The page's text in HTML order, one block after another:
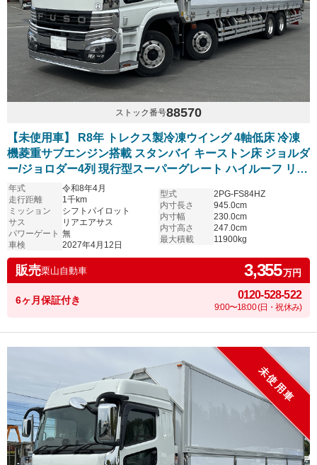
ストック番号88570
【未使用車】 R8年 トレクス製冷凍ウイング 4軸低床 冷凍
機菱重サブエンジン搭載 スタンバイ キーストン床 ジョルダ
ー/ジョロダー4列 現行型スーパーグレート ハイルーフ リア
エアサス アルミホイール シフトパイロット 6R20エンジン
車検付き プレミアムライン 内装レッド
年式
令和8年4月
走行距離
1千km
ミッション
シフトパイロット
サス
リアエアサス
パワーゲート 無
車検
2027年4月12日
型式
2PG-FS84HZ
内寸長さ
945.0cm
内寸幅
230.0cm
内寸高さ
247.0cm
最大積載
11900kg
販売栗山自動車 3,355万円
6ヶ月保証付き 0120-528-522
9:00〜18:00 (日・祝休み)
未使用車